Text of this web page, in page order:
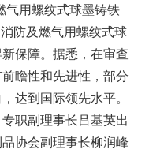
气用螺纹式球墨铸铁
防及燃气用螺纹式球
保障。据悉，在审查
瞻性和先进性，部分
达到国际领先水平。
职副理事长吕基英出
协会副理事长柳润峰